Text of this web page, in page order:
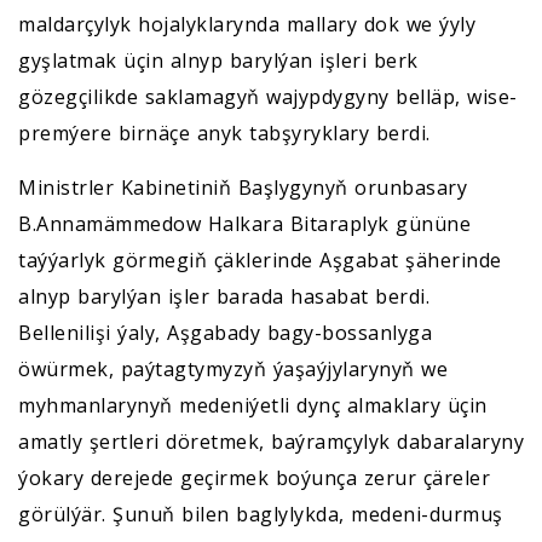
maldarçylyk hojalyklarynda mallary dok we ýyly
gyşlatmak üçin alnyp barylýan işleri berk
gözegçilikde saklamagyň wajypdygyny belläp, wise-
premýere birnäçe anyk tabşyryklary berdi.
Ministrler Kabinetiniň Başlygynyň orunbasary
B.Annamämmedow Halkara Bitaraplyk gününe
taýýarlyk görmegiň çäklerinde Aşgabat şäherinde
alnyp barylýan işler barada hasabat berdi.
Bellenilişi ýaly, Aşgabady bagy-bossanlyga
öwürmek, paýtagtymyzyň ýaşaýjylarynyň we
myhmanlarynyň medeniýetli dynç almaklary üçin
amatly şertleri döretmek, baýramçylyk dabaralaryny
ýokary derejede geçirmek boýunça zerur çäreler
görülýär. Şunuň bilen baglylykda, medeni-durmuş